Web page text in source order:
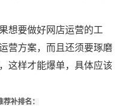
想要做好网店运营的工
营方案，而且还须要琢磨
这样才能爆单，具体应该
补排名：